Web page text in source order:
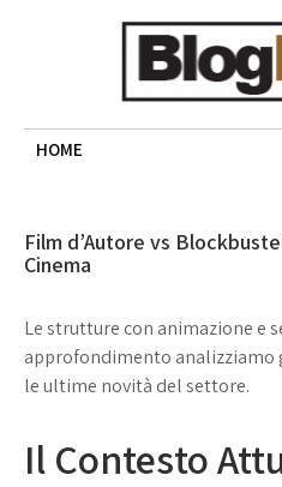
BLOG FILM
Cinema, recensioni e
HOME
Film d’Autore vs
Cinema
Le strutture con animazione e
approfondimento
le ultime novità del settore.
Il Contesto